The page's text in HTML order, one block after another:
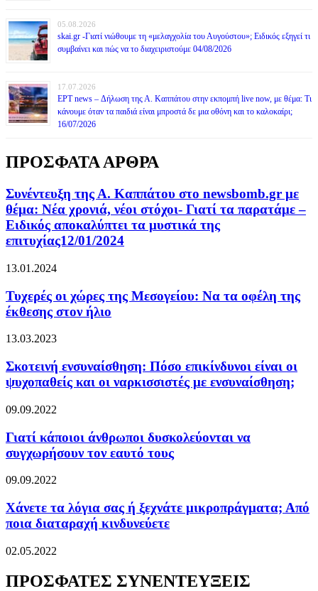
05.08.2026
skai.gr -Γιατί νιώθουμε τη «μελαγχολία του Αυγούστου»; Ειδικός εξηγεί τι
συμβαίνει και πώς να το διαχειριστούμε 04/08/2026
17.07.2026
ΕΡΤ news – Δήλωση της Α. Καππάτου στην εκπομπή live now, με θέμα: Τι
κάνουμε όταν τα παιδιά είναι μπροστά δε μια οθόνη και το καλοκαίρι;
16/07/2026
ΠΡΟΣΦΑΤΑ ΑΡΘΡΑ
Συνέντευξη της Α. Καππάτου στο newsbomb.gr με
θέμα: Νέα χρονιά, νέοι στόχοι- Γιατί τα παρατάμε –
Ειδικός αποκαλύπτει τα μυστικά της
επιτυχίας12/01/2024
13.01.2024
Τυχερές οι χώρες της Μεσογείου: Να τα οφέλη της
έκθεσης στον ήλιο
13.03.2023
Σκοτεινή ενσυναίσθηση: Πόσο επικίνδυνοι είναι οι
ψυχοπαθείς και οι ναρκισσιστές με ενσυναίσθηση;
09.09.2022
Γιατί κάποιοι άνθρωποι δυσκολεύονται να
συγχωρήσουν τον εαυτό τους
09.09.2022
Χάνετε τα λόγια σας ή ξεχνάτε μικροπράγματα; Από
ποια διαταραχή κινδυνεύετε
02.05.2022
ΠΡΟΣΦΑΤΕΣ ΣΥΝΕΝΤΕΥΞΕΙΣ